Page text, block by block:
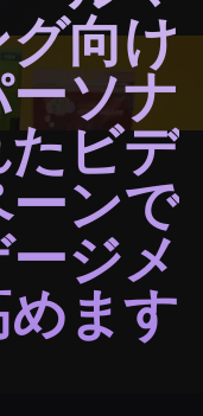
向け
ソナ
ビデ
ンで
ジメ
ます